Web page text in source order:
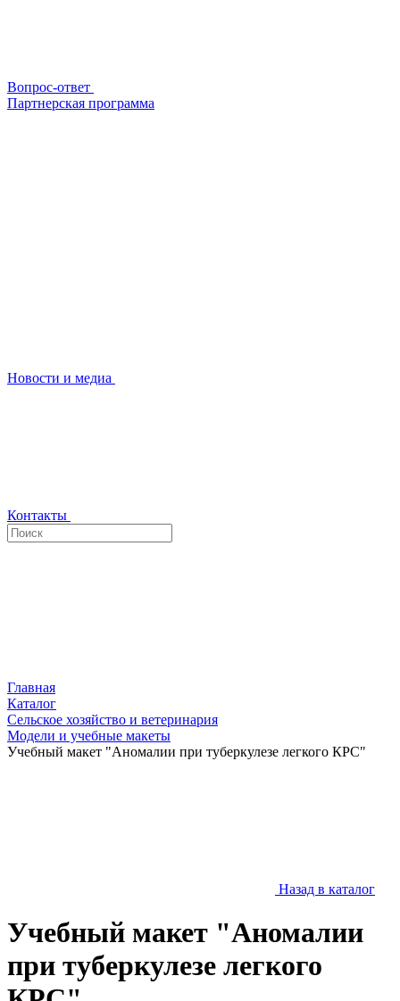
Вопрос-ответ
Партнерская программа
Новости и медиа
Контакты
Главная
Каталог
Сельское хозяйство и ветеринария
Модели и учебные макеты
Учебный макет "Аномалии при туберкулезе легкого КРС"
Назад в каталог
Учебный макет "Аномалии
при туберкулезе легкого